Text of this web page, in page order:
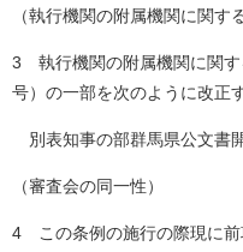
（執行機関の附属機関に関す
3 執行機関の附属機関に関す
号）の一部を次のように改正す
別表知事の部群馬県公文書
（審査会の同一性）
4 この条例の施行の際現に前